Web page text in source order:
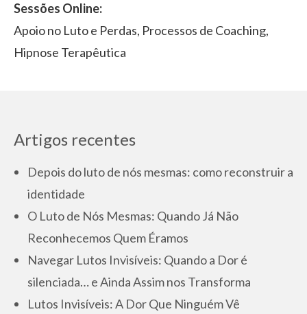
Sessões Online:
Apoio no Luto e Perdas, Processos de Coaching,
Hipnose Terapêutica
Artigos recentes
Depois do luto de nós mesmas: como reconstruir a
identidade
O Luto de Nós Mesmas: Quando Já Não
Reconhecemos Quem Éramos
Navegar Lutos Invisíveis: Quando a Dor é
silenciada… e Ainda Assim nos Transforma
Lutos Invisíveis: A Dor Que Ninguém Vê